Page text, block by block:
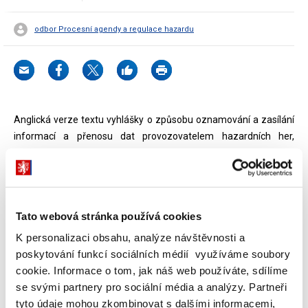
Tato webová stránka používá cookies
K personalizaci obsahu, analýze návštěvnosti a
poskytování funkcí sociálních médií využíváme soubory
cookie. Informace o tom, jak náš web používáte, sdílíme
se svými partnery pro sociální média a analýzy. Partneři
tyto údaje mohou zkombinovat s dalšími informacemi,
odbor Procesní agendy a regulace hazardu
Anglická verze textu vyhlášky o způsobu oznamování a zasílání
informací a přenosu dat provozovatelem hazardních her,
přenosu dat slouží jen pro základní orientaci v problematice a
nejedná se o závazný text. Vždy je nutné vycházet z oficiálního
The English version of the text of the Decree on the method for
gambling operators to notify and transmit information and
transfer data, the scope of the data transfer and other technical
parameters of data transfers shall only be used for a basic
understanding of the subject matter and is not a binding text. The